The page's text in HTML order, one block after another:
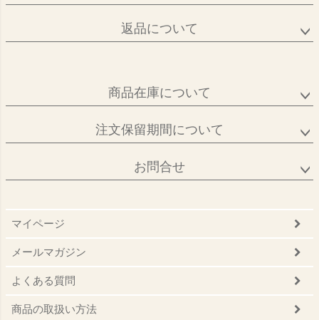
返品について
商品在庫について
注文保留期間について
お問合せ
マイページ
メールマガジン
よくある質問
商品の取扱い方法